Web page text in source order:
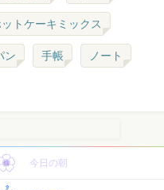
ットケーキミックス
ン 手帳 ノート
今日の朝